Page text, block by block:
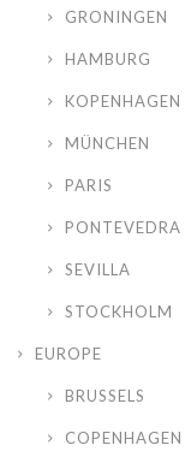
GRONINGEN
HAMBURG
KOPENHAGEN
MÜNCHEN
PARIS
PONTEVEDRA
SEVILLA
STOCKHOLM
EUROPE
BRUSSELS
COPENHAGEN